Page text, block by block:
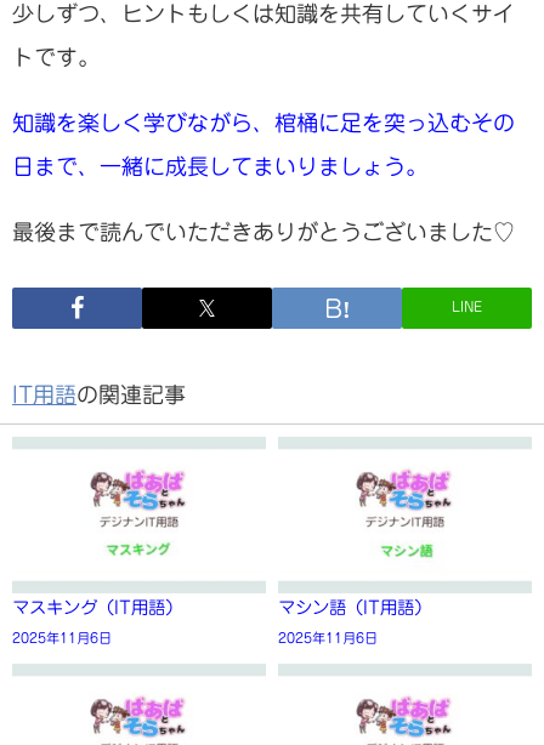
少しずつ、ヒントもしくは知識を共有していくサイ
トです。
知識を楽しく学びながら、棺桶に足を突っ込むその
日まで、一緒に成長してまいりましょう。
最後まで読んでいただきありがとうございました♡
LINE
IT用語の関連記事
マスキング（IT用語）
2025年11月6日
マシン語（IT用語）
2025年11月6日